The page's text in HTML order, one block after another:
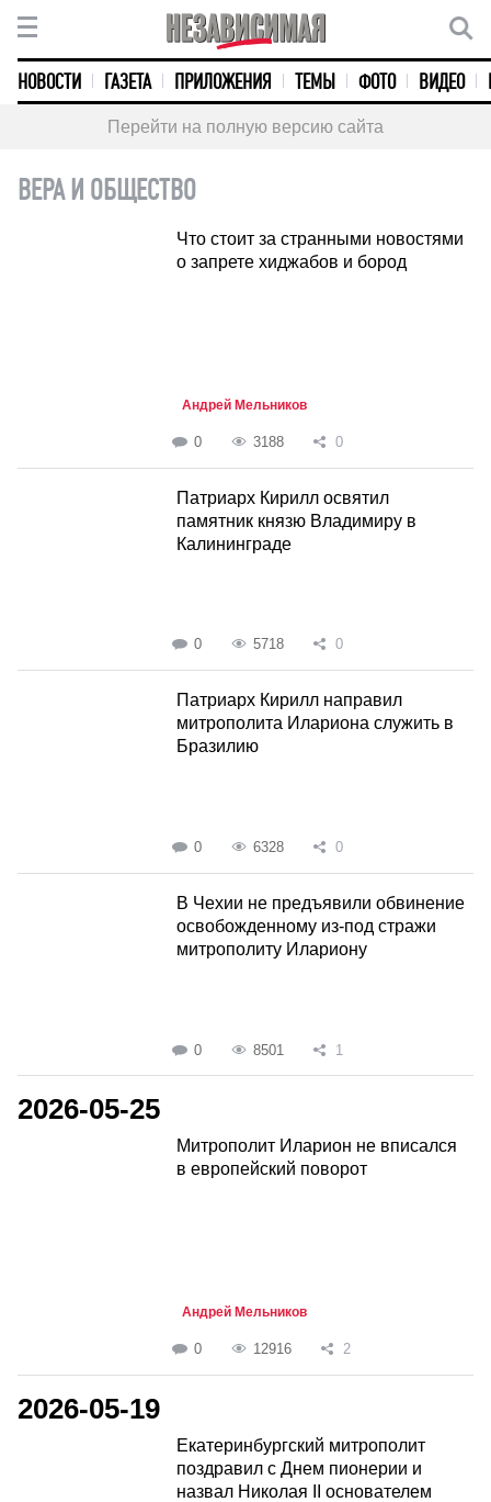
НОВОСТИ ГАЗЕТА ПРИЛОЖЕНИЯ ТЕМЫ ФОТО ВИДЕО
Перейти на полную версию сайта
ВЕРА И ОБЩЕСТВО
Что стоит за странными новостями
о запрете хиджабов и бород
Андрей Мельников
0 3188 0
Патриарх Кирилл освятил
памятник князю Владимиру в
Калининграде
0 5718 0
Патриарх Кирилл направил
митрополита Илариона служить в
Бразилию
0 6328 0
В Чехии не предъявили обвинение
освобожденному из-под стражи
митрополиту Илариону
0 8501 1
2026-05-25
Митрополит Иларион не вписался
в европейский поворот
Андрей Мельников
0 12916 2
2026-05-19
Екатеринбургский митрополит
поздравил с Днем пионерии и
назвал Николая II основателем